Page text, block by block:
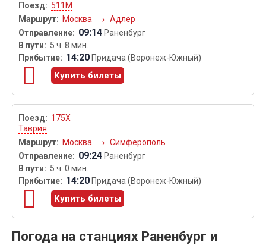
511М
Москва
→ Адлер
09:14 Раненбург
5 ч. 8 мин.
14:20 Придача (Воронеж-Южный)
Купить билеты
175Х
Таврия
Москва
→ Симферополь
09:24 Раненбург
5 ч. 0 мин.
14:20 Придача (Воронеж-Южный)
Купить билеты
Погода на станциях Раненбург и